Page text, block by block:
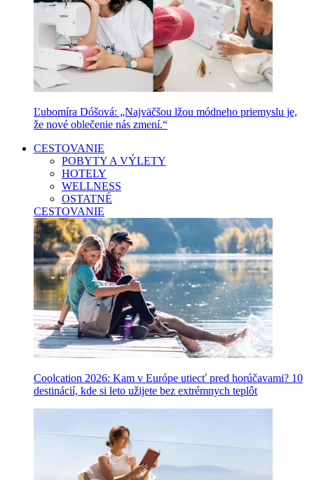
Ľubomíra Dóšová: „Najväčšou lžou módneho priemyslu je,
že nové oblečenie nás zmení.“
CESTOVANIE
POBYTY A VÝLETY
HOTELY
WELLNESS
OSTATNÉ
CESTOVANIE
Coolcation 2026: Kam v Európe utiecť pred horúčavami? 10
destinácií, kde si leto užijete bez extrémnych teplôt